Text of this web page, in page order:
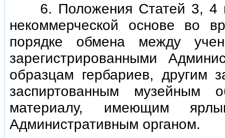
6. Положения Статей 3, 4 и
некоммерческой основе во
порядке обмена между
зарегистрированными
образцам гербариев, другим
заспиртованным музейным
материалу, имеющим
Административным органом.